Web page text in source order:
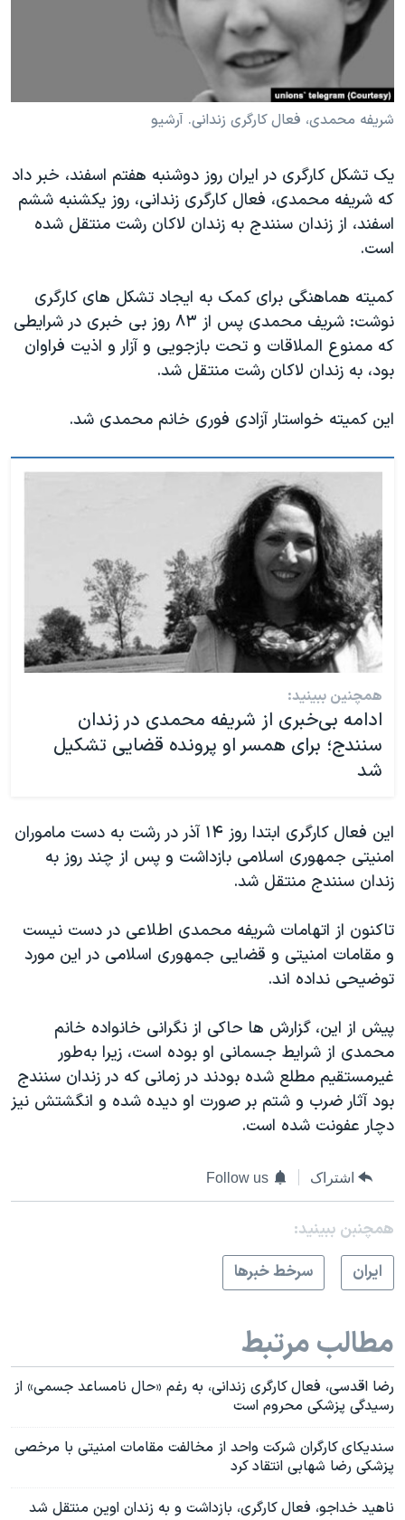
فرهنگ و زندگی
حقوق شهروندی
علم و فناوری
گالری عکس
آرشیو پخش زنده
مستندها
انتخابات ریاست جمهوری آمریکا ۲۰۲۴
حمله جمهوری اسلامی به اسرائیل
رمز مهسا
اعتراضات زن، زندگی، آزادی
مجموعه مستندهای دادخواهی
تریبونال مردمی آبان ۹۸
چهل سال گروگان‌گیری
قانون شفافیت دارائی کادر رهبری ایران
اعتراضات مردمی آبان ۹۸
همایش محافظه‌کاران آمریکا «سی‌پک»
صفحه‌های ویژه
سفر پرزیدنت ترامپ به چین
دنبال کنید
شریفه محمدی، فعال کارگری زندانی. آرشیو
یک تشکل کارگری در ایران روز دوشنبه هفتم اسفند، خبر داد
که شریفه محمدی، فعال کارگری زندانی، روز یکشنبه ششم
اسفند، از زندان سنندج به زندان لاکان رشت منتقل شده
است.
کمیته هماهنگی برای کمک به ایجاد تشکل های کارگری
نوشت: شریف محمدی پس از ۸۳ روز بی خبری در شرایطی
که ممنوع الملاقات و تحت بازجویی و آزار و اذیت فراوان
بود، به زندان لاکان رشت منتقل شد.
این کمیته خواستار آزادی فوری خانم محمدی شد.
همچنین ببینید:
ادامه بی‌خبری از شریفه محمدی در زندان
سنندج؛ برای همسر او پرونده قضایی تشکیل
شد
این فعال کارگری ابتدا روز ۱۴ آذر در رشت به دست ماموران
امنیتی جمهوری اسلامی بازداشت و پس از چند روز به
زندان سنندج منتقل شد.
تاکنون از اتهامات شریفه محمدی اطلاعی در دست نیست
و مقامات امنیتی و قضایی جمهوری اسلامی در این مورد
توضیحی نداده اند.
پیش از این، گزارش ها حاکی از نگرانی‌ خانواده خانم
محمدی از شرایط جسمانی او بوده است، زیرا به‌طور
غیرمستقیم مطلع شده بودند در زمانی که در زندان سنندج
بود آثار ضرب و شتم بر صورت او دیده شده و انگشتش نیز
دچار عفونت شده است.
اشتراک Follow us
همچنبن ببینید:
ايران
سرخط خبرها
مطالب مرتبط
رضا اقدسی، فعال کارگری زندانی، به رغم «حال نامساعد جسمی» از
رسیدگی پزشکی محروم است
سندیکای کارگران شرکت واحد از مخالفت مقامات امنیتی با مرخصی
پزشکی رضا شهابی انتقاد کرد
ناهید خداجو، فعال کارگری، بازداشت و به زندان اوین منتقل شد